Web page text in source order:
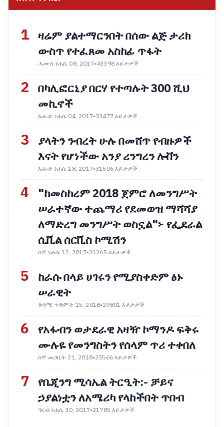
1 ዛሬም ያልተማርንበት በሰው ልጅ ታሪክ
ውስጥ የተፈጸመ አስከፊ ጥፋት
ሓሙስ ነሐሴ 08, 2017•43398 እይታዎች
2 በካሊፎርኒያ በርሃ የተጣሉት 300 ሺህ
መኪኖች
እሑድ ነሐሴ 04, 2017•33477 እይታዎች
3
ያላትን ንብረት ሁሉ በመሸጥ የብዙዎች
እናት የሆነችው አንያ ሪንግረን ሎቨን
እሑድ ነሐሴ 18, 2017•31506 እይታዎች
4
"ከመስከረም 2018 ጀምሮ ለመንግሥት
ሠራተኛው ተጨማሪ የደመወዝ ማሻሻያ
ለማድረግ መንግሥት ወስኗል"፦ የፌደራል
ሲቪል ሰርቪስ ኮሚሽን
ሰኞ ነሐሴ 12, 2017•31265 እይታዎች
5
ከራሱ በላይ ሀገሩን የሚያስቀድም ፅኑ
ሠራዊት
ቅዳሜ ጥቅምት 15, 2018•29801 እይታዎች
6
የአፋብን ወታደራዊ አዛዥ ኮማንዶ ፍቅሩ
ሙሉዬ የመንግስትን የሰላም ጥሪ ተቀበለ
ሰኞ መጋቢት 21, 2018•23566 እይታዎች
7
የቤጂንግ ሚሳኤል ትርዒት:- ቻይና
ኃያልነቷን ለአሜሪካ የላከችበት ጥበብ
ዓርብ ነሐሴ 30, 2017•21785 እይታዎች